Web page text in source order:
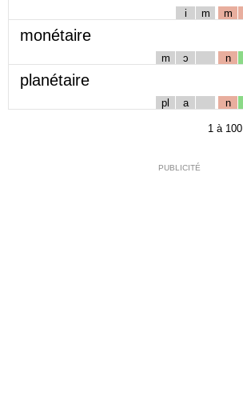
i m m
monétaire
m ɔ n
planétaire
pl a n
1 à 100
PUBLICITÉ